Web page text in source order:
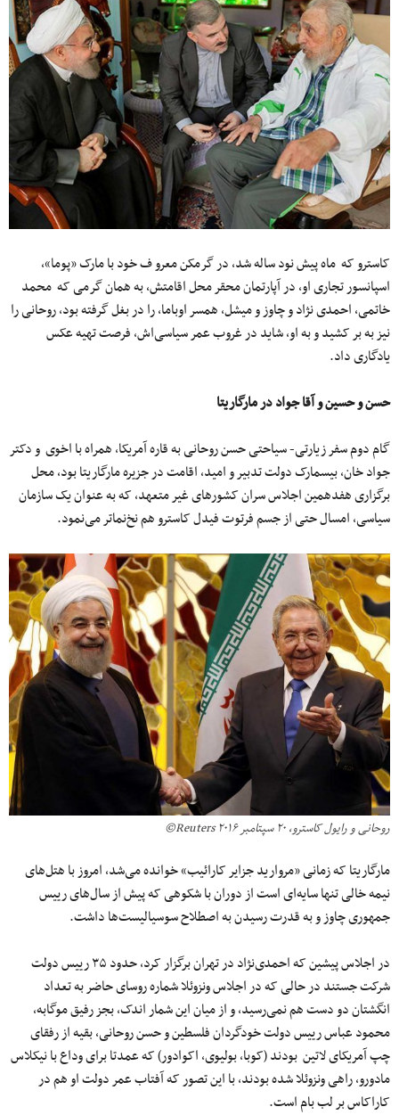
کاسترو که ماه پیش نود ساله شد، در گرمکن معرو ف خود با مارک «پوما»،
اسپانسور تجاری او، در آپارتمان محقر محل اقامتش، به همان گرمی که محمد
خاتمی، احمدی نژاد و چاوز و میشل، همسر اوباما، را در بغل گرفته بود، روحانی را
نیز به بر کشید و به او، شاید در غروب عمر سیاسی‌اش، فرصت تهیه عکس
یادگاری داد.
حسن و حسین و آقا جواد در مارگاریتا
گام دوم سفر زیارتی- سیاحتی حسن روحانی به قاره آمریکا، همراه با اخوی و دکتر
جواد خان، بیسمارک دولت تدبیر و امید، اقامت در جزیره مارگاریتا بود، محل
برگزاری هفدهمین اجلاس سران کشورهای غیر متعهد، که به عنوان یک سازمان
سیاسی، امسال حتی از جسم فرتوت فیدل کاسترو هم نخ‌نماتر می‌نمود.
روحانی و رایول کاسترو، ۲۰ سپتامبر ۲۰۱۶ Reuters©
مارگاریتا که زمانی «مروارید جزایر کارائیب» خوانده می‌شد، امروز با هتل‌های
نیمه خالی تنها سایه‌ای است از دوران با شکوهی که پیش از سال‌های رییس
جمهوری چاوز و به قدرت رسیدن به اصطلاح سوسیالیست‌ها داشت.
در اجلاس پیشین که احمدی‌نژاد در تهران برگزار کرد، حدود ۳۵ رییس دولت
شرکت جستند در حالی که در اجلاس ونزوئلا شماره روسای حاضر به تعداد
انگشتان دو دست هم نمی‌رسید، و از میان این شمار اندک، بجز رفیق موگابه،
محمود عباس رییس دولت خودگردان فلسطین و حسن روحانی، بقیه از رفقای
چپ آمریکای لاتین بودند (کوبا، بولیوی، اکوادور) که عمدتا برای وداع با نیکلاس
مادورو، راهی ونزوئلا شده بودند، با این تصور که آفتاب عمر دولت او هم در
کاراکاس بر لب بام است.